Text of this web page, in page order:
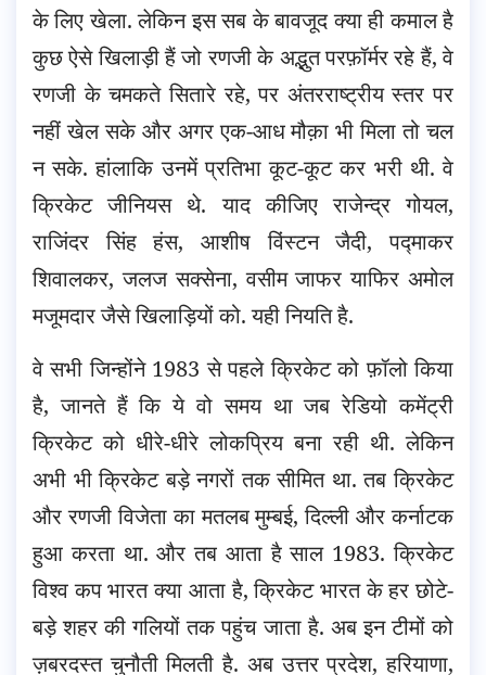
के लिए खेला. लेकिन इस सब के बावजूद क्या ही कमाल है
कुछ ऐसे खिलाड़ी हैं जो रणजी के अद्भुत परफ़ॉर्मर रहे हैं, वे
रणजी के चमकते सितारे रहे, पर अंतरराष्ट्रीय स्तर पर
नहीं खेल सके और अगर एक-आध मौक़ा भी मिला तो चल
न सके. हांलाकि उनमें प्रतिभा कूट-कूट कर भरी थी. वे
क्रिकेट जीनियस थे. याद कीजिए राजेन्द्र गोयल,
राजिंदर सिंह हंस, आशीष विंस्टन जैदी, पद्माकर
शिवालकर, जलज सक्सेना, वसीम जाफर याफिर अमोल
मजूमदार जैसे खिलाड़ियों को. यही नियति है.
वे सभी जिन्होंने 1983 से पहले क्रिकेट को फ़ॉलो किया
है, जानते हैं कि ये वो समय था जब रेडियो कमेंट्री
क्रिकेट को धीरे-धीरे लोकप्रिय बना रही थी. लेकिन
अभी भी क्रिकेट बड़े नगरों तक सीमित था. तब क्रिकेट
और रणजी विजेता का मतलब मुम्बई, दिल्ली और कर्नाटक
हुआ करता था. और तब आता है साल 1983. क्रिकेट
विश्व कप भारत क्या आता है, क्रिकेट भारत के हर छोटे-
बड़े शहर की गलियों तक पहुंच जाता है. अब इन टीमों को
ज़बरदस्त चुनौती मिलती है. अब उत्तर प्रदेश, हरियाणा,